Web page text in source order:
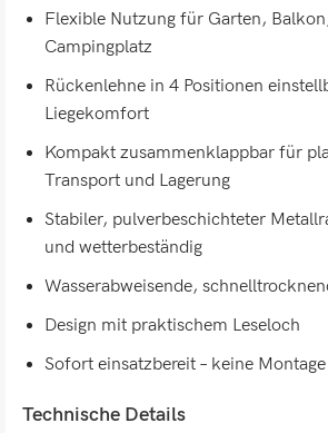
Flexible Nutzung für Garten,
Campingplatz
Rückenlehne in 4 Positionen
Liegekomfort
Kompakt zusammenklappbar für
Transport und Lagerung
Stabiler, pulverbeschichteter
und wetterbeständig
Wasserabweisende,
Design mit praktischem Leseloch
Sofort einsatzbereit – keine
Technische Details